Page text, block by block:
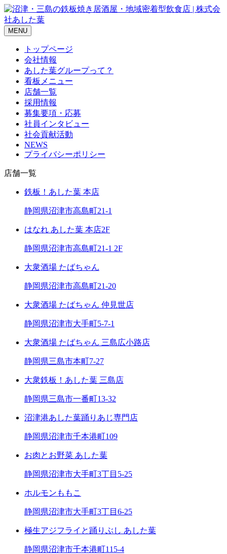
MENU
トップページ
会社情報
あした葉グループって？
看板メニュー
店舗一覧
採用情報
募集要項・応募
社員インタビュー
社会貢献活動
NEWS
プライバシーポリシー
店舗一覧
鉄板！あした葉 本店
静岡県沼津市高島町21-1
はなれ あした葉 本店2F
静岡県沼津市高島町21-1 2F
大衆酒場 たばちゃん
静岡県沼津市高島町21-20
大衆酒場 たばちゃん 仲見世店
静岡県沼津市大手町5-7-1
大衆酒場 たばちゃん 三島広小路店
静岡県三島市本町7-27
大衆鉄板！あした葉 三島店
静岡県三島市一番町13-32
沼津港あした葉踊りあじ専門店
静岡県沼津市千本港町109
お肉とお野菜 あした葉
静岡県沼津市大手町3丁目5-25
ホルモンももこ
静岡県沼津市大手町3丁目6-25
極生アジフライと踊りぶし あした葉
静岡県沼津市千本港町115-4